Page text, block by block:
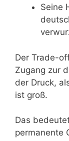
Seine
Der Trade-
Zugang zur
der Druck,
ist groß.
Das
permanente